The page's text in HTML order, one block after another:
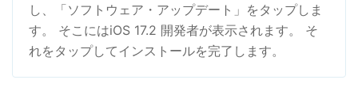
し、「ソフトウェア・アップデート」をタップしま
す。 そこにはiOS 17.2 開発者が表示されます。 そ
れをタップしてインストールを完了します。